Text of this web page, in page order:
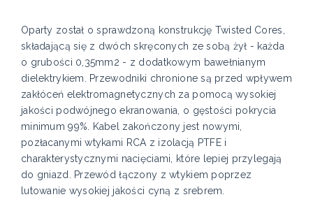
Oparty został o sprawdzoną konstrukcję Twisted Cores,
składającą się z dwóch skręconych ze sobą żył - każda
o grubości 0,35mm2 - z dodatkowym bawełnianym
dielektrykiem. Przewodniki chronione są przed wpływem
zakłóceń elektromagnetycznych za pomocą wysokiej
jakości podwójnego ekranowania, o gęstości pokrycia
minimum 99%. Kabel zakończony jest nowymi,
pozłacanymi wtykami RCA z izolacją PTFE i
charakterystycznymi nacięciami, które lepiej przylegają
do gniazd. Przewód łączony z wtykiem poprzez
lutowanie wysokiej jakości cyną z srebrem.